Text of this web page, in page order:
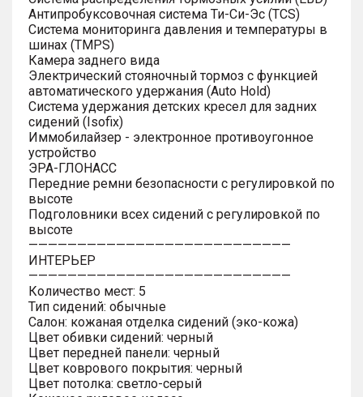
Антипробуксовочная система Ти-Си-Эс (TCS)
Система мониторинга давления и температуры в
шинах (TMPS)
Камера заднего вида
Электрический стояночный тормоз с функцией
автоматического удержания (Auto Hold)
Система удержания детских кресел для задних
сидений (Isofix)
Иммобилайзер - электронное противоугонное
устройство
ЭРА-ГЛОНАСС
Передние ремни безопасности с регулировкой по
высоте
Подголовники всех сидений с регулировкой по
высоте
———————————————————————————
ИНТЕРЬЕР
———————————————————————————
Количество мест: 5
Тип сидений: обычные
Салон: кожаная отделка сидений (эко-кожа)
Цвет обивки сидений: черный
Цвет передней панели: черный
Цвет коврового покрытия: черный
Цвет потолка: светло-серый